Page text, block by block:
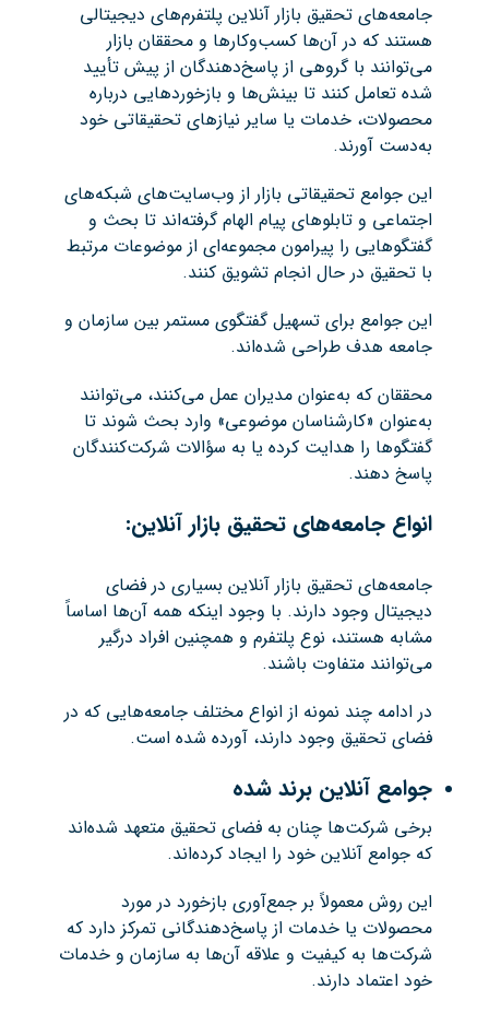
جامعه‌های تحقیق بازار آنلاین پلتفرم‌های دیجیتالی
هستند که در آن‌ها کسب‌وکارها و محققان بازار
می‌توانند با گروهی از پاسخ‌دهندگان از پیش تأیید
شده تعامل کنند تا بینش‌ها و بازخوردهایی درباره
محصولات، خدمات یا سایر نیازهای تحقیقاتی خود
به‌دست آورند.
این جوامع تحقیقاتی بازار از وب‌سایت‌های شبکه‌های
اجتماعی و تابلوهای پیام الهام گرفته‌اند تا بحث و
گفتگوهایی را پیرامون مجموعه‌ای از موضوعات مرتبط
با تحقیق در حال انجام تشویق کنند.
این جوامع برای تسهیل گفتگوی مستمر بین سازمان و
جامعه هدف طراحی شده‌اند.
محققان که به‌عنوان مدیران عمل می‌کنند، می‌توانند
به‌عنوان «کارشناسان موضوعی» وارد بحث شوند تا
گفتگوها را هدایت کرده یا به سؤالات شرکت‌کنندگان
پاسخ دهند.
انواع جامعه‌های تحقیق بازار آنلاین:
جامعه‌های تحقیق بازار آنلاین بسیاری در فضای
دیجیتال وجود دارند. با وجود اینکه همه آن‌ها اساساً
مشابه هستند، نوع پلتفرم و همچنین افراد درگیر
می‌توانند متفاوت باشند.
در ادامه چند نمونه از انواع مختلف جامعه‌هایی که در
فضای تحقیق وجود دارند، آورده شده است.
جوامع آنلاین برند شده
برخی شرکت‌ها چنان به فضای تحقیق متعهد شده‌اند
که جوامع آنلاین خود را ایجاد کرده‌اند.
این روش معمولاً بر جمع‌آوری بازخورد در مورد
محصولات یا خدمات از پاسخ‌دهندگانی تمرکز دارد که
شرکت‌ها به کیفیت و علاقه آن‌ها به سازمان و خدمات
خود اعتماد دارند.